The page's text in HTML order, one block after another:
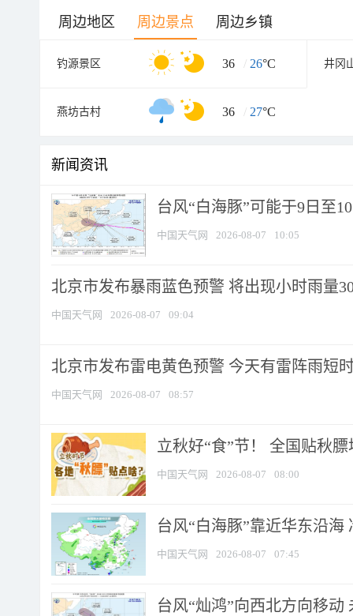
周边地区 周边景点 周边乡镇
钓源景区 36 / 26°C 井冈
燕坊古村 36 / 27°C
新闻资讯
台风“白海豚”可能于9日至
中国天气网 2026-08-07 10:05
北京市发布暴雨蓝色预警 将出现小时雨量
中国天气网 2026-08-07 09:04
北京市发布雷电黄色预警 今天有雷阵雨短
中国天气网 2026-08-07 08:57
立秋好“食”节！ 全国贴秋
中国天气网 2026-08-07 08:00
台风“白海豚”靠近华东沿
中国天气网 2026-08-07 07:45
台风“灿鸿”向西北方向移动